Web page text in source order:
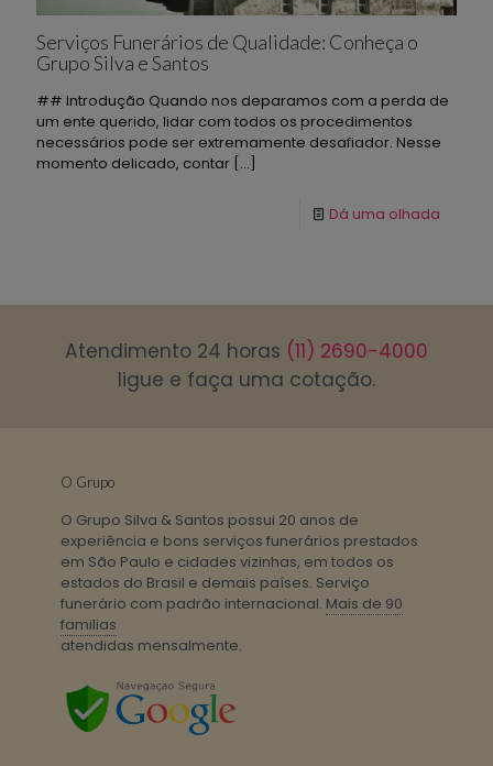
Serviços Funerários de Qualidade: Conheça o
Grupo Silva e Santos
## Introdução Quando nos deparamos com a perda de
um ente querido, lidar com todos os procedimentos
necessários pode ser extremamente desafiador. Nesse
momento delicado, contar […]
Dá uma olhada
Atendimento 24 horas (11) 2690-4000
ligue e faça uma cotação.
O Grupo
O Grupo Silva & Santos possui 20 anos de
experiência e bons serviços funerários prestados
em São Paulo e cidades vizinhas, em todos os
estados do Brasil e demais países. Serviço
funerário com padrão internacional. Mais de 90
familias
atendidas mensalmente.